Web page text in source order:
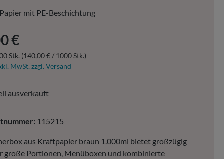
Papier mit PE-Beschichtung
Preis:
€
Stk. (140,00 € / 1000 Stk.)
MwSt. zzgl. Versand
ausverkauft
115215
aus Kraftpapier braun 1.000ml bietet großzügig
große Portionen, Menüboxen und kombinierte